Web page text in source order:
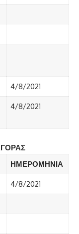
4/8/2021
4/8/2021
ΗΜΕΡΟΜΗΝΙΑ
4/8/2021